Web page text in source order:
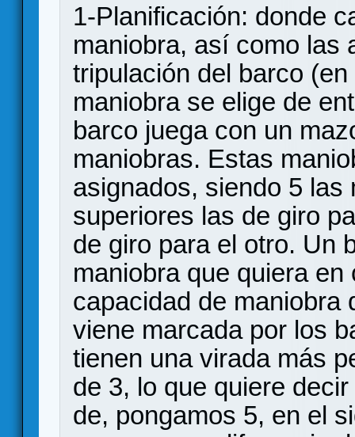
1-Planificación: donde
maniobra, así como las
tripulación del barco
maniobra se elige de
barco juega con un
maniobras. Estas
asignados, siendo 5
superiores las de giro
de giro para el otro. Un
maniobra que quiera
capacidad de maniobra
viene marcada por los
tienen una virada más
de 3, lo que quiere
de, pongamos 5, en el